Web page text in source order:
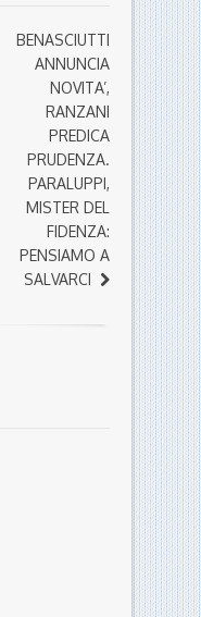
BENASCIUTTI
ANNUNCIA
NOVITA’,
RANZANI
PREDICA
PRUDENZA.
PARALUPPI,
MISTER DEL
FIDENZA:
PENSIAMO A
SALVARCI